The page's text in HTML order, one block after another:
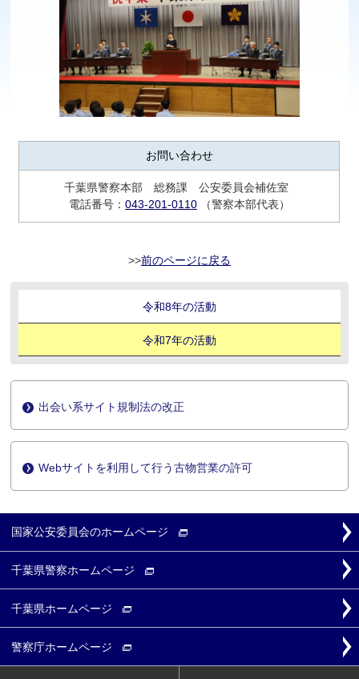
お問い合わせ
千葉県警察本部 総務課 公安委員会補佐室
電話番号： 043-201-0110（警察本部代表）
前のページに戻る
令和8年の活動
令和7年の活動
出会い系サイト規制法の改正
Webサイトを利用して行う古物営業の許可
国家公安委員会のホームページ
千葉県警察ホームページ
千葉県ホームページ
警察庁ホームページ